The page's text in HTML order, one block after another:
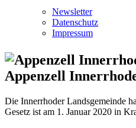
Newsletter
Datenschutz
Impressum
Appenzell
Die Innerrhoder Landsgemeinde
Gesetz ist am 1. Januar 2020 in